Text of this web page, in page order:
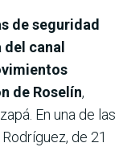
de seguridad
canal
de Roselín,
En una de las
de 21